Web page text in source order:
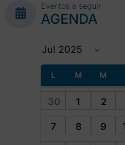
Eventos a seguir
AGENDA
L M M
30 1 2
7 8 9